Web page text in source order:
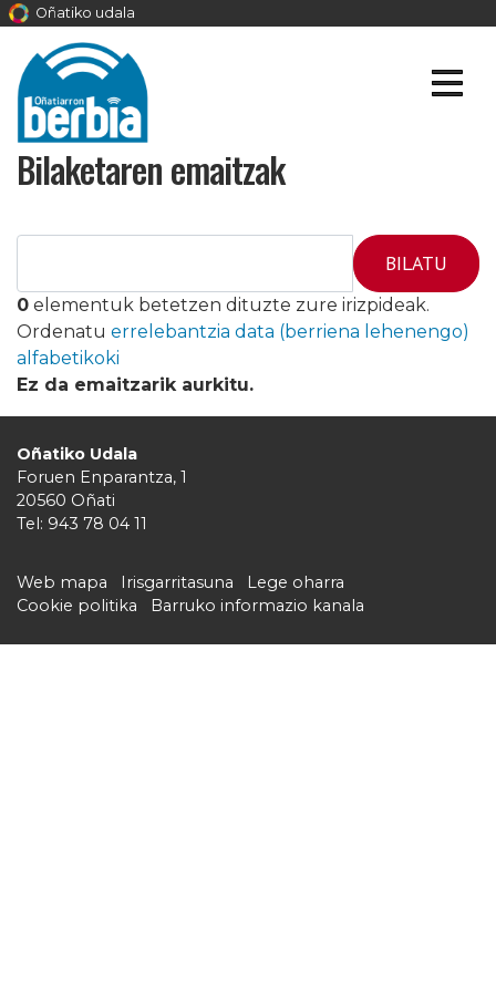
Oñatiko udala
Bilaketaren emaitzak
0 elementuk betetzen dituzte zure irizpideak.
Ordenatu errelebantzia data (berriena lehenengo)
alfabetikoki
Ez da emaitzarik aurkitu.
Oñatiko Udala
Foruen Enparantza, 1
20560 Oñati
Tel: 943 78 04 11
Web mapa Irisgarritasuna
Lege oharra
Cookie politika
Barruko informazio kanala